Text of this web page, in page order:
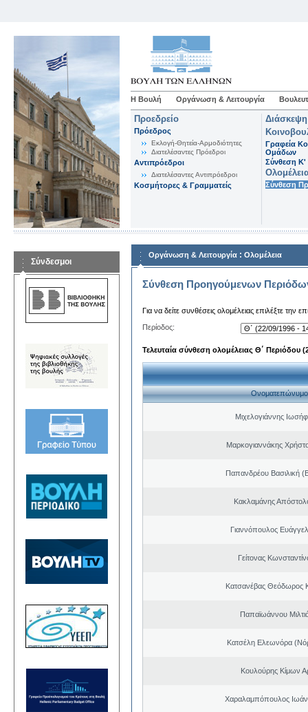
Η Βουλή Οργάνωση & Λειτουργία
Προεδρείο
Πρόεδρος
Εκλογή-Θητεία-Αρμοδιότητες
Διατελέσαντες Πρόεδροι
Αντιπρόεδροι
Διατελέσαντες Αντιπρόεδροι
Κοσμήτορες & Γραμματείς
Γραφεία
Ομάδων
Σύνθεση K'
Σύνθεση
Σύνδεσμοι
Οργάνωση & Λειτουργία : Ολομέλεια
Σύνθεση Προηγούμενων
Για να δείτε συνθέσεις ολομέλειας επιλέξτε την
Περίοδος:
Τελευταία σύνθεση ολομέλειας Θ΄ Περιόδου
Ονοματεπώνυμο
Μιχελογιάννης
Μαρκογιαννάκης
Παπανδρέου Βασιλική
Κακλαμάνης
Γιαννόπουλος
Γείτονας
Κατσανέβας Θεόδωρος
Παπαϊωάννου
Κατσέλη Ελεωνόρα
Κουλούρης Κίμων
Χαραλαμπόπουλος